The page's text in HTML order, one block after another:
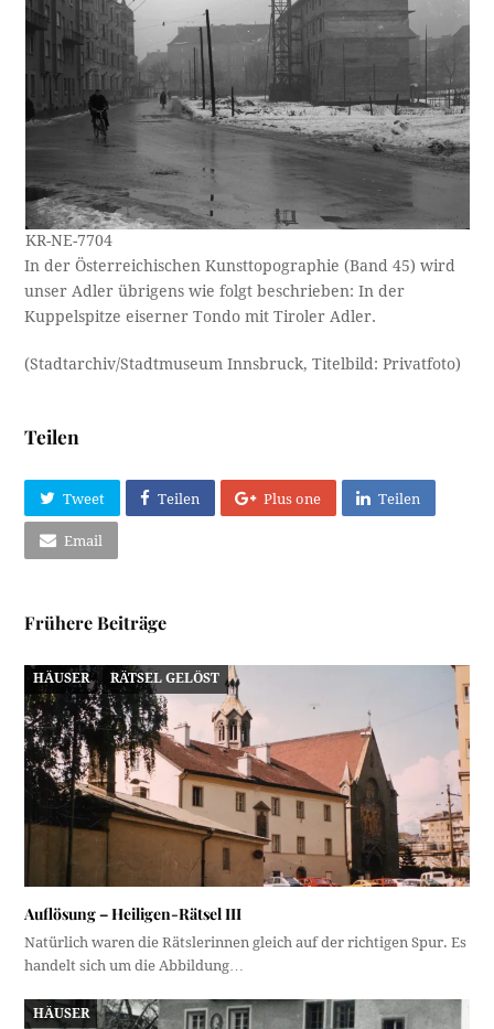
KR-NE-7704
In der Österreichischen Kunsttopographie (Band 45) wird
unser Adler übrigens wie folgt beschrieben: In der
Kuppelspitze eiserner Tondo mit Tiroler Adler.
(Stadtarchiv/Stadtmuseum Innsbruck, Titelbild: Privatfoto)
Teilen
Tweet Teilen Plus one Teilen
Email
Frühere Beiträge
HÄUSER RÄTSEL GELÖST
Auflösung – Heiligen-Rätsel III
Natürlich waren die Rätslerinnen gleich auf der richtigen Spur. Es
handelt sich um die Abbildung…
HÄUSER